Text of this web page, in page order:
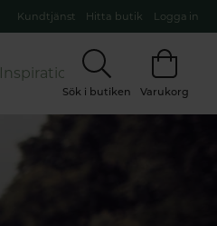
Kundtjänst Hitta butik Logga in
Inspiration
Sök i butiken Varukorg